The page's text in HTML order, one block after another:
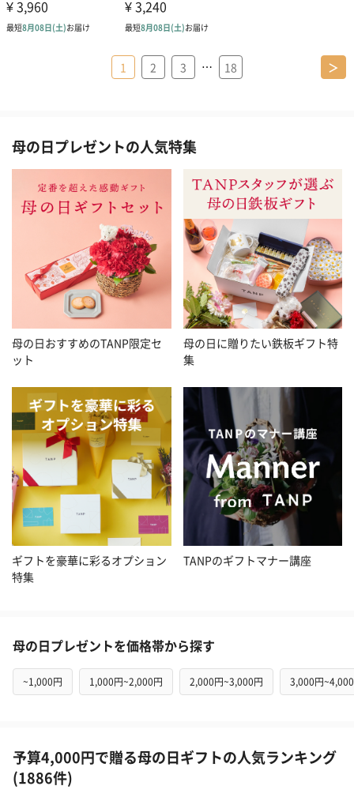
1 2 3 … 18 ＞
母の日プレゼントの人気特集
母の日おすすめのTANP限定セ
ット
母の日に贈りたい鉄板ギフト特
集
ギフトを豪華に彩るオプション
特集
TANPのギフトマナー講座
母の日プレゼントを価格帯から探す
~1,000円 1,000円~2,000円 2,000円~3,000円 3,000円
予算4,000円で贈る母の日ギフトの人気ランキング
(1886件)